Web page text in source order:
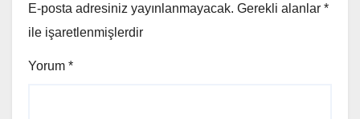
E-posta adresiniz yayınlanmayacak. Gerekli alanlar *
ile işaretlenmişlerdir
Yorum *